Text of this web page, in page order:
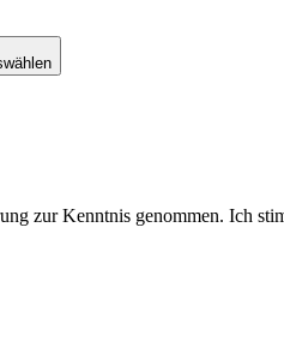
zur Kenntnis genommen. Ich